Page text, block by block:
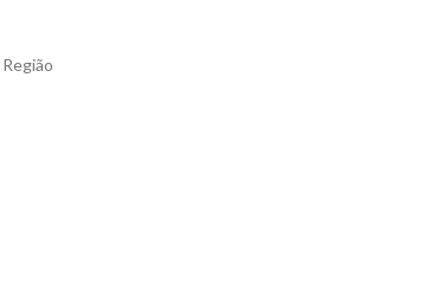
Região